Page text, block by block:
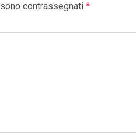
contrassegnati *